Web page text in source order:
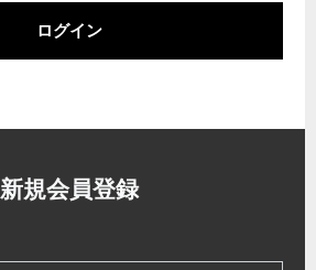
ログイン
新規会員登録